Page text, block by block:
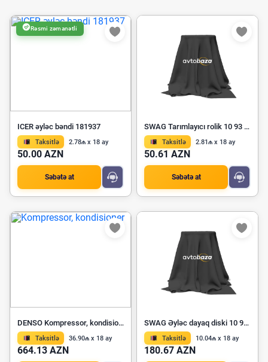
Rəsmi zəmanətli
ICER əyləc bəndi 181937
Taksitlə 2.78₼ x 18 ay
50.00 AZN
Səbətə at
SWAG Tarımlayıcı rolik 10 93 6933
Taksitlə 2.81₼ x 18 ay
50.61 AZN
Səbətə at
DENSO Kompressor, kondisioner DCP17026
Taksitlə 36.90₼ x 18 ay
664.13 AZN
SWAG Əyləc dayaq diski 10 92 6406
Taksitlə 10.04₼ x 18 ay
180.67 AZN